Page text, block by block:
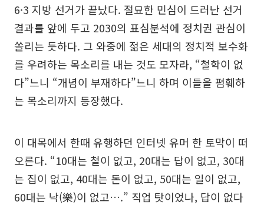
6·3 지방 선거가 끝났다. 절묘한 민심이 드러난 선거
결과를 앞에 두고 2030의 표심분석에 정치권 관심이
쏠리는 듯하다. 그 와중에 젊은 세대의 정치적 보수화
를 우려하는 목소리를 내는 것도 모자라, “철학이 없
다”느니 “개념이 부재하다”느니 하며 이들을 폄훼하
는 목소리까지 등장했다.
이 대목에서 한때 유행하던 인터넷 유머 한 토막이 떠
오른다. “10대는 철이 없고, 20대는 답이 없고, 30대
는 집이 없고, 40대는 돈이 없고, 50대는 일이 없고,
60대는 낙(樂)이 없고….” 직업 탓이었나, 답이 없다